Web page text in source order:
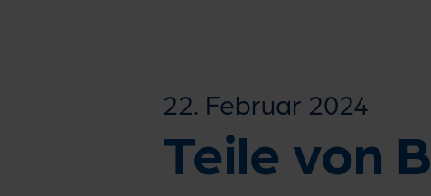
22. Februar 2024
Teile von